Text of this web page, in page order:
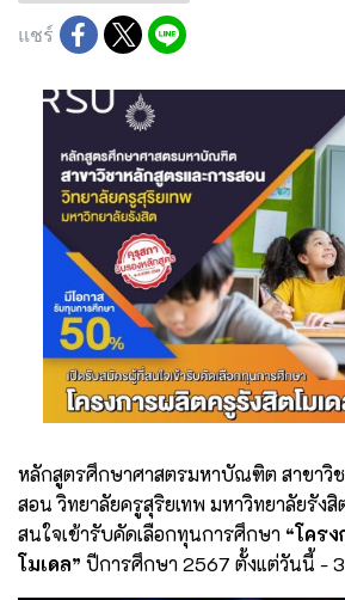
แชร์
หลักสูตรศึกษาศาสตรมหาบัณฑิต สาขาวิ
สอน วิทยาลัยครูสุริยเทพ มหาวิทยาลัยรัง
สนใจเข้ารับคัดเลือกทุนการศึกษา “โคร
โมเดล” ปีการศึกษา 2567 ตั้งแต่วันนี้ -